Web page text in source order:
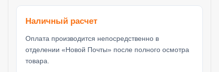
Наличный расчет
Оплата производится непосредственно в
отделении «Новой Почты» после полного осмотра
товара.